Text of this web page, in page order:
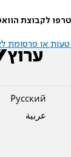
לקבוצת
או פרסומת לא
Pусский
عربية